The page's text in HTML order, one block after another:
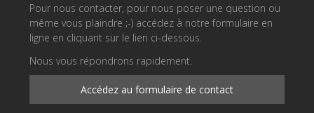
Pour nous contacter, pour nous poser une question ou
même vous plaindre ;-) accédez à notre formulaire en
ligne en cliquant sur le lien ci-dessous.
Nous vous répondrons rapidement.
Accédez au formulaire de contact